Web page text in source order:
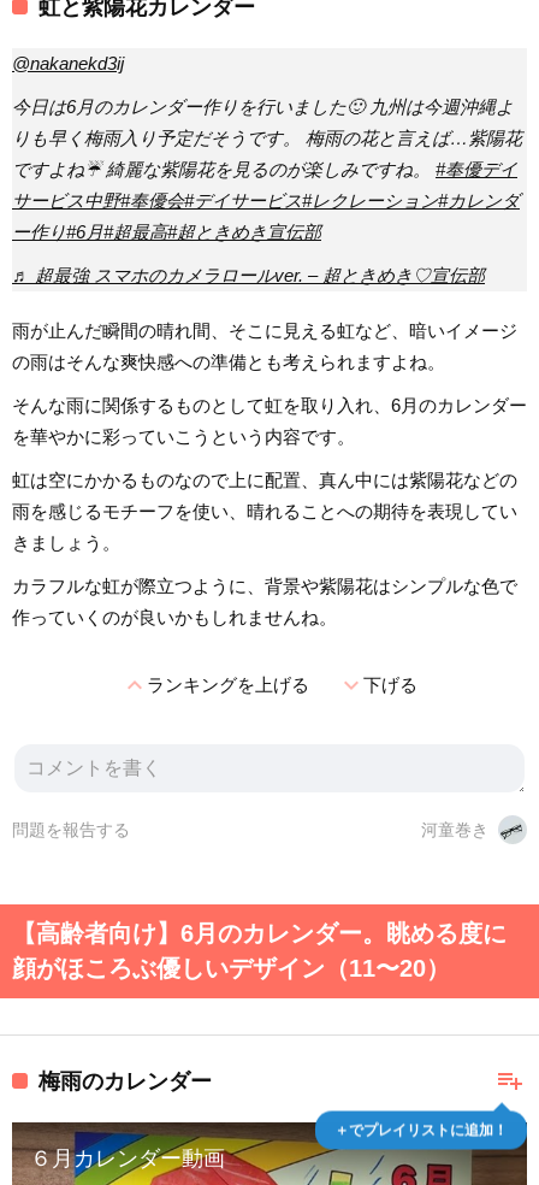
虹と紫陽花カレンダー
@nakanekd3ij
今日は6月のカレンダー作りを行いました🙂 九州は今週沖縄よ
りも早く梅雨入り予定だそうです。 梅雨の花と言えば…紫陽花
ですよね☔️ 綺麗な紫陽花を見るのが楽しみですね。 #奉優デイ
サービス中野#奉優会#デイサービス#レクレーション#カレンダ
ー作り#6月#超最高#超ときめき宣伝部
♬ 超最強 スマホのカメラロールver. – 超ときめき♡宣伝部
雨が止んだ瞬間の晴れ間、そこに見える虹など、暗いイメージ
の雨はそんな爽快感への準備とも考えられますよね。
そんな雨に関係するものとして虹を取り入れ、6月のカレンダー
を華やかに彩っていこうという内容です。
虹は空にかかるものなので上に配置、真ん中には紫陽花などの
雨を感じるモチーフを使い、晴れることへの期待を表現してい
きましょう。
カラフルな虹が際立つように、背景や紫陽花はシンプルな色で
作っていくのが良いかもしれませんね。
expand_lessランキングを上げる expand_more下げる
河童巻き
問題を報告する
【高齢者向け】6月のカレンダー。眺める度に
顔がほころぶ優しいデザイン（11〜20）
playlist_add
＋でプレイリストに追加！
梅雨のカレンダー
６月カレンダー動画